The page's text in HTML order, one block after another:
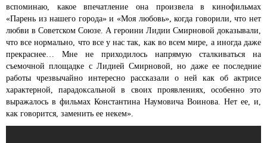
вспоминаю, какое впечатление она произвела в кинофильмах
«Парень из нашего города» и «Моя любовь», когда говорили, что нет
любви в Советском Союзе. А героини Лидии Смирновой доказывали,
что все нормально, что все у нас так, как во всем мире, а иногда даже
прекраснее… Мне не приходилось напрямую сталкиваться на
съемочной площадке с Лидией Смирновой, но даже ее последние
работы чрезвычайно интересно рассказали о ней как об актрисе
характерной, парадоксальной в своих проявлениях, особенно это
выражалось в фильмах Константина Наумовича Воинова. Нет ее, и,
как говорится, заменить ее некем».